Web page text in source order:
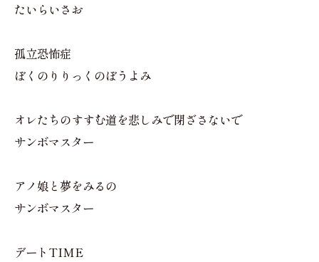
たいらいさお
孤立恐怖症
ぼくのりりっくのぼうよみ
オレたちのすすむ道を悲しみで閉ざさないで
サンボマスター
アノ娘と夢をみるの
サンボマスター
デートTIME